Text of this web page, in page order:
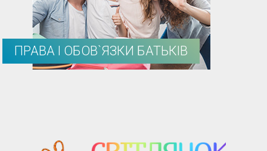
ПРАВА І ОБОВ`ЯЗКИ БАТЬКІВ